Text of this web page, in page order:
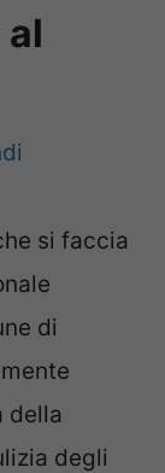
si faccia
di
della
degli